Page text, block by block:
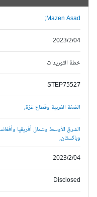
Mazen Asad;
2023/2/04
خطة التوريدات
STEP75527
الضفة الغربية وقطاع غزة,
الشرق الأوسط وشمال أفريقيا وأفغانستان
وباكستان,
2023/2/04
Disclosed